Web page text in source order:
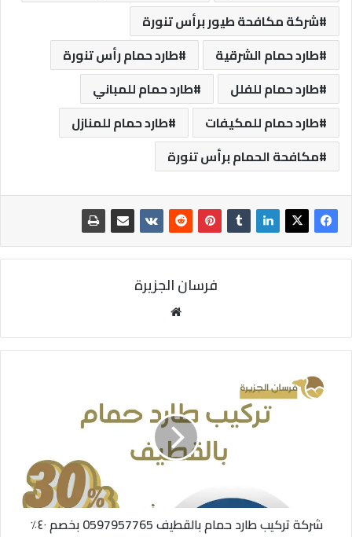
شركة مكافحة طيور برأس تنورة
طارد حمام الشرقية
طارد حمام رأس تنورة
طارد حمام للفلل
طارد حمام للمباني
طارد حمام للمكيفات
طارد حمام للمنازل
مكافحة الحمام برأس تنورة
فرسان الجزيرة
شركة تركيب طارد حمام بالقطيف 0597957765 بخصم ٤٠٪